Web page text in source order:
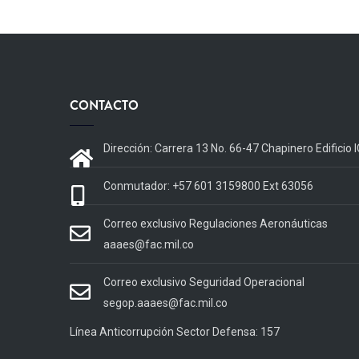
CONTACTO
Dirección: Carrera 13 No. 66-47 Chapinero Edificio
Conmutador: +57 601 3159800 Ext 63056
Correo exclusivo Regulaciones Aeronáuticas
aaaes@fac.mil.co
Correo exclusivo Seguridad Operacional
segop.aaaes@fac.mil.co
Línea Anticorrupción Sector Defensa: 157